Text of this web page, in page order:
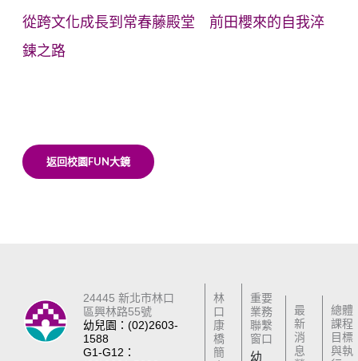
從跨文化成長到常春藤殿堂 前田櫻來的自我淬
鍊之路
返回校園FUN大鏡
24445 新北市林口
區興林路55號
幼兒園：(02)2603-
1588
G1-G12：
林
口
康
橋
簡
重要
業務
聯繫
窗口
幼
最
新
消
息
總體
課程
目標
與執